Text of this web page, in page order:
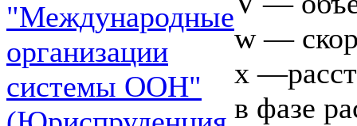
"Международные
организации
системы ООН"
w —
х
в фазе